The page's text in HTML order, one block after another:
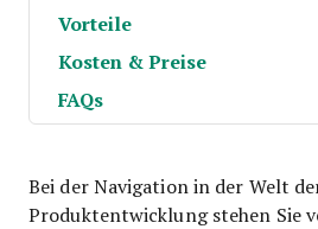
Vorteile
Kosten & Preise
FAQs
Bei der Navigation in der Welt
Produktentwicklung stehen Sie